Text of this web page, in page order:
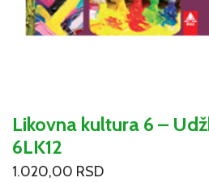
Likovna kultura 6 –
6LK12
1.020,00 RSD